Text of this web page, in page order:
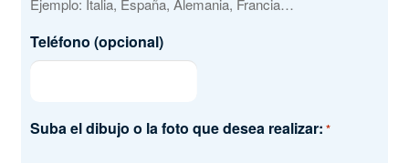
Ejemplo: Italia, España, Alemania, Francia…
Teléfono (opcional)
Suba el dibujo o la foto que desea realizar: *